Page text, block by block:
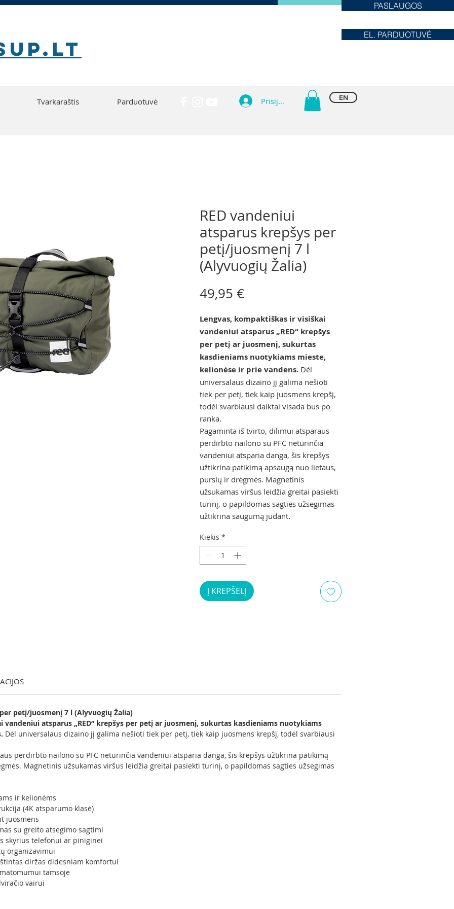
PASLAUGOS
EL. PARDUOTUVĖ
Tvarkaraštis Parduotuvė Prisijungti EN
RED vandeniui
atsparus krepšys per
petį/juosmenį 7 l
(Alyvuogių Žalia)
49,95 €Price
Lengvas, kompaktiškas ir visiškai
vandeniui atsparus „RED“ krepšys
per petį ar juosmenį, sukurtas
kasdieniams nuotykiams mieste,
kelionėse ir prie vandens. Dėl
universalaus dizaino jį galima nešioti
tiek per petį, tiek kaip juosmens krepšį,
todėl svarbiausi daiktai visada bus po
ranka.
Pagaminta iš tvirto, dilimui atsparaus
perdirbto nailono su PFC neturinčia
vandeniui atsparia danga, šis krepšys
užtikrina patikimą apsaugą nuo lietaus,
purslų ir drėgmės. Magnetinis
užsukamas viršus leidžia greitai pasiekti
turinį, o papildomas sagties užsegimas
užtikrina saugumą judant.
Kiekis *
Į KREPŠELĮ
petį/juosmenį 7 l (Alyvuogių Žalia)
vandeniui atsparus „RED“ krepšys per petį ar juosmenį, sukurtas kasdieniams nuotykiams
Dėl universalaus dizaino jį galima nešioti tiek per petį, tiek kaip juosmens krepšį, todėl svarbiausi
perdirbto nailono su PFC neturinčia vandeniui atsparia danga, šis krepšys užtikrina patikimą
Magnetinis užsukamas viršus leidžia greitai pasiekti turinį, o papildomas sagties užsegimas
ir kelionėms
(4K atsparumo klasė)
juosmens
su greito atsegimo sagtimi
skyrius telefonui ar piniginei
organizavimui
diržas didesniam komfortui
tamsoje
vairui